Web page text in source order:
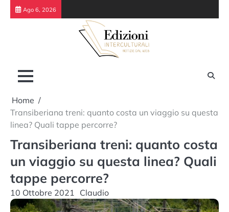
Skip
Ago 6, 2026
Home
Transiberiana treni: quanto costa un viaggio su questa
linea? Quali tappe percorre?
Transiberiana treni: quanto costa
un viaggio su questa linea? Quali
tappe percorre?
10 Ottobre 2021 Claudio